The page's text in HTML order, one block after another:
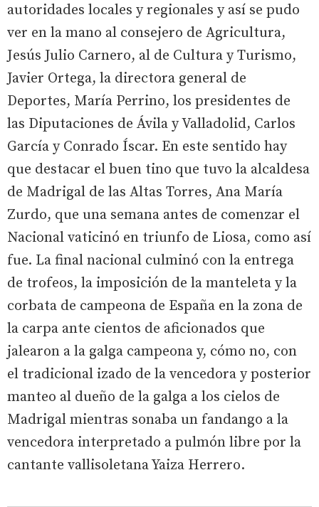
autoridades locales y regionales y así se pudo
ver en la mano al consejero de Agricultura,
Jesús Julio Carnero, al de Cultura y Turismo,
Javier Ortega, la directora general de
Deportes, María Perrino, los presidentes de
las Diputaciones de Ávila y Valladolid, Carlos
García y Conrado Íscar. En este sentido hay
que destacar el buen tino que tuvo la alcaldesa
de Madrigal de las Altas Torres, Ana María
Zurdo, que una semana antes de comenzar el
Nacional vaticinó en triunfo de Liosa, como así
fue. La final nacional culminó con la entrega
de trofeos, la imposición de la manteleta y la
corbata de campeona de España en la zona de
la carpa ante cientos de aficionados que
jalearon a la galga campeona y, cómo no, con
el tradicional izado de la vencedora y posterior
manteo al dueño de la galga a los cielos de
Madrigal mientras sonaba un fandango a la
vencedora interpretado a pulmón libre por la
cantante vallisoletana Yaiza Herrero.